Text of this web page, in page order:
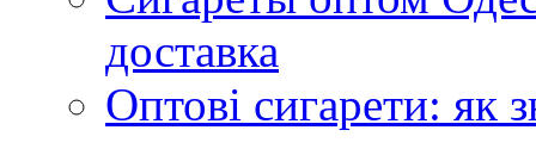
доставка
Оптові сигарети: як